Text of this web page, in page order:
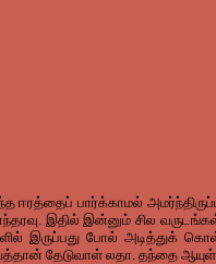
பார்க்காமல்
இதில் இன்னும் சில
இருப்பது போல்
தேடுவாள் லதா. தந்தை ஆயுள்